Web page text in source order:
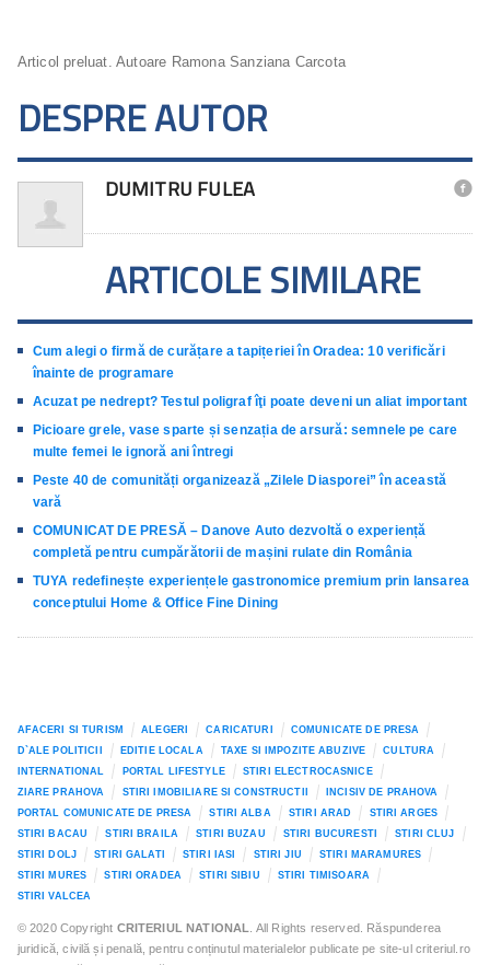
Articol preluat. Autoare Ramona Sanziana Carcota
DESPRE AUTOR
DUMITRU FULEA 
ARTICOLE SIMILARE
Cum alegi o firmă de curățare a tapițeriei în Oradea: 10 verificări
înainte de programare
Acuzat pe nedrept? Testul poligraf îţi poate deveni un aliat important
Picioare grele, vase sparte și senzația de arsură: semnele pe care
multe femei le ignoră ani întregi
Peste 40 de comunități organizează „Zilele Diasporei” în această
vară
COMUNICAT DE PRESĂ – Danove Auto dezvoltă o experiență
completă pentru cumpărătorii de mașini rulate din România
TUYA redefinește experiențele gastronomice premium prin lansarea
conceptului Home & Office Fine Dining
AFACERI SI TURISM ALEGERI CARICATURI
COMUNICATE DE PRESA
D`ALE POLITICII
EDITIE LOCALA TAXE SI IMPOZITE ABUZIVE
CULTURA
INTERNATIONAL
PORTAL LIFESTYLE
STIRI ELECTROCASNICE
ZIARE PRAHOVA
STIRI IMOBILIARE SI CONSTRUCTII
INCISIV DE PRAHOVA
PORTAL COMUNICATE DE PRESA
STIRI ALBA STIRI ARAD
STIRI ARGES
STIRI BACAU
STIRI BRAILA STIRI BUZAU STIRI BUCURESTI
STIRI CLUJ
STIRI DOLJ
STIRI GALATI STIRI IASI STIRI JIU
STIRI MARAMURES
STIRI MURES
STIRI ORADEA STIRI SIBIU
STIRI TIMISOARA
STIRI VALCEA
© 2020 Copyright CRITERIUL NATIONAL . All Rights reserved. Răspunderea
juridică, civilă și penală, pentru conținutul materialelor publicate pe site-ul criteriul.ro